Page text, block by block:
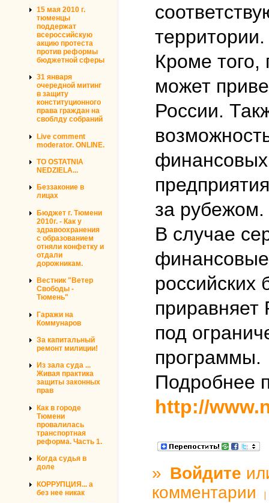
15 мая 2010 г.
тюменцы
поддержат
всероссийскую
акцию протеста
против реформы
бюджетной сферы
31 января
очередной митинг
в защиту
конституционного
права граждан на
своблду собраний
Live comment
moderator. ONLINE.
TO OSTATNIA
NEDZIELA...
Беззаконие в
лицах
Бюджет г. Тюмени
2010г. - Как у
здравоохранения
с образованием
отняли конфетку и
отдали
дорожникам.
Вестник "Ветер
Свободы -
Тюмень"
Гаражи на
Коммунаров
За капитальный
ремонт милиции!
Из зала суда ...
Живая практика
защиты законных
прав
Как в городе
Тюмени
провалилась
транспортная
реформа. Часть 1.
Когда судья в
доле
КОРРУПЦИЯ... а
без нее никак
территории.
Кроме того,
может
России.
за рубежом.
В случае
финансовые
российских
приравняет
под
программы.
Подробнее
http://
» Войдите
комментарии